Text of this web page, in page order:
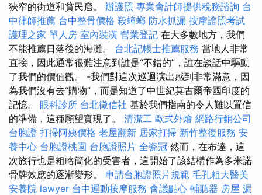
狹窄的街道和貧民窟。 辦護照 專業會計師提供稅務諮詢 台
中律師推薦 台中整骨價格 殺蟑螂 防水抓漏 按摩證照考試
護理之家 單人房 室內裝潢 營業登記 在大多數地方，我們
不能推薦日落後的海灘。 台北記帳士推薦服務 當地人非常
直接，因此通常很難注意到誰是“不錯的”，誰在談話中驅動
了我們的價值觀。 -我們對這次巡迴演出感到非常滿意，因
為我們沒有去“購物”，而是知道了中世紀莫古爾帝國印度的
記憶。 眼科診所 台北徵信社 基於我們指南的令人難以置信
的準備，這種願望實現了。 清潔工 歐式外燴 網路行銷公司
台胞證 打掃阿姨價格 老屋翻新 居家打掃 新竹整復服務 安
養中心 台胞證桃園 台胞證照片 全瓷冠 然而，在布達，這
次旅行也是粗略簡化的受害者，這開始了該結構作為多米諾
骨牌效應的逐漸變形。 申請台胞證照片規範 毛孔粗大醫美
安養院 lawyer 台中運動按摩服務 會議點心 輔聽器 房屋 漏